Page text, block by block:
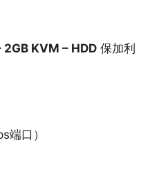
KVM – HDD 保加利
端口）